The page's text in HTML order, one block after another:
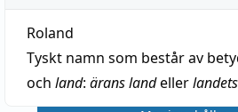
Roland
Tyskt namn som består av
och land: ärans landeller